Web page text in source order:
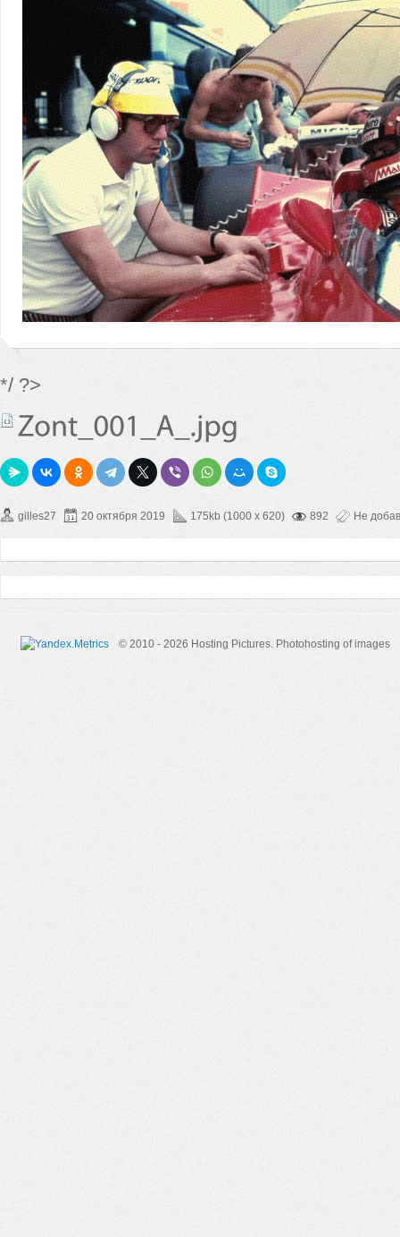
*/ ?>
gilles27 20 октября 2019 175kb (1000 x 620) 892 Не
© 2010 - 2026 Hosting Pictures. Photohosting of images